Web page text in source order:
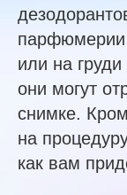
или на
они могут
снимке.
на
как вам